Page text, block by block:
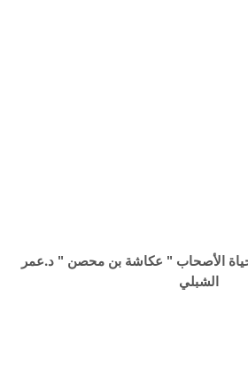
من حياة الأصحاب " عكاشة بن محصن " د.عمر
الشبلي